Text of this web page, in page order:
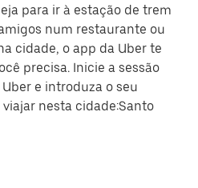
para ir à estação de trem
num restaurante ou
cidade, o app da Uber te
precisa. Inicie a sessão
e introduza o seu
nesta cidade:Santo